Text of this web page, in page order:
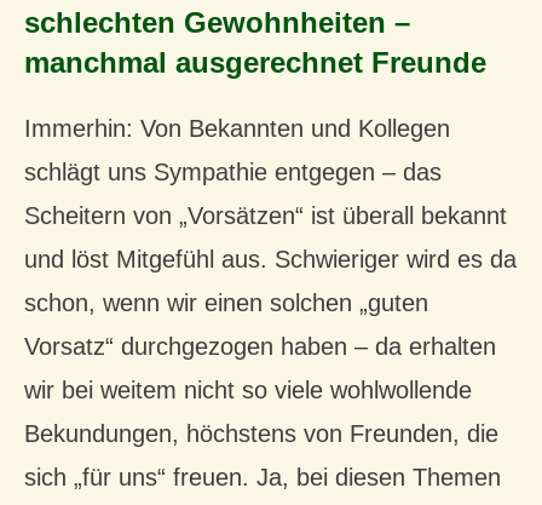
schlechten Gewohnheiten –
manchmal ausgerechnet Freunde
Immerhin: Von Bekannten und Kollegen
schlägt uns Sympathie entgegen – das
Scheitern von „Vorsätzen“ ist überall bekannt
und löst Mitgefühl aus. Schwieriger wird es da
schon, wenn wir einen solchen „guten
Vorsatz“ durchgezogen haben – da erhalten
wir bei weitem nicht so viele wohlwollende
Bekundungen, höchstens von Freunden, die
sich „für uns“ freuen. Ja, bei diesen Themen